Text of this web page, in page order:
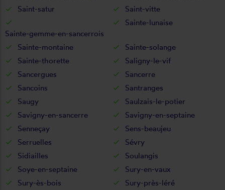
Saint-satur
Saint-vitte
Sainte-gemme-en-sancerrois
Sainte-lunaise
Sainte-montaine
Sainte-solange
Sainte-thorette
Saligny-le-vif
Sancergues
Sancerre
Sancoins
Santranges
Saugy
Saulzais-le-potier
Savigny-en-sancerre
Savigny-en-septaine
Senneçay
Sens-beaujeu
Serruelles
Sévry
Sidiailles
Soulangis
Soye-en-septaine
Sury-en-vaux
Sury-ès-bois
Sury-près-léré